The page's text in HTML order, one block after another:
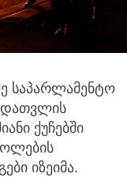
საპარლამენტო
დათვლის
ქუჩებში
იზეიმა.